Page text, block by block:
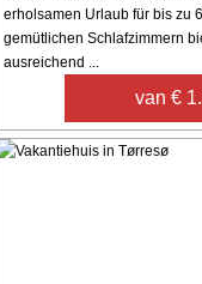
erholsamen Urlaub für bis zu
gemütlichen Schlafzimmern
ausreichend ...
van €